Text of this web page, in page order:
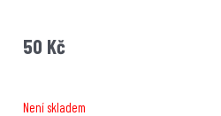
50 Kč
Není skladem